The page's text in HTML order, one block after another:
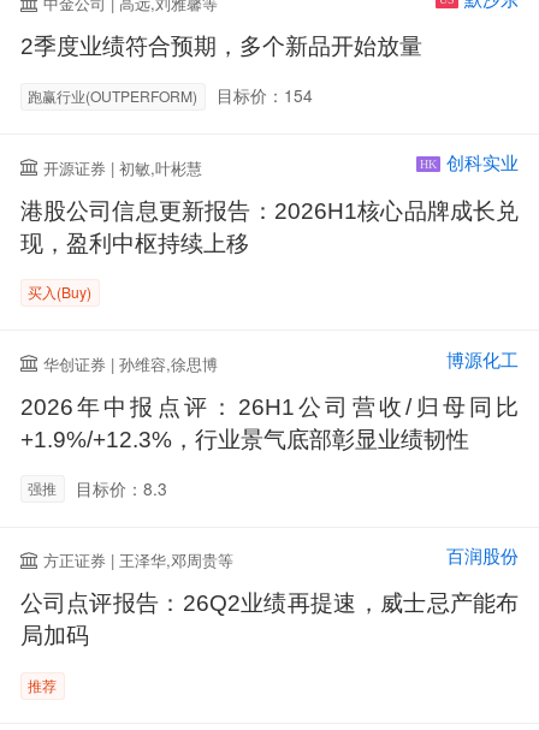
2季度业绩符合预期，多个新品开始放量
跑赢行业(OUTPERFORM) 目标价：154
开源证券 | 初敏,叶彬慧 HK 创科实业
港股公司信息更新报告：2026H1核心品牌成长兑
现，盈利中枢持续上移
买入(Buy)
华创证券 | 孙维容,徐思博 博源化工
2026年中报点评：26H1公司营收/归母同比
+1.9%/+12.3%，行业景气底部彰显业绩韧性
强推 目标价：8.3
方正证券 | 王泽华,邓周贵等 百润股份
公司点评报告：26Q2业绩再提速，威士忌产能布
局加码
推荐